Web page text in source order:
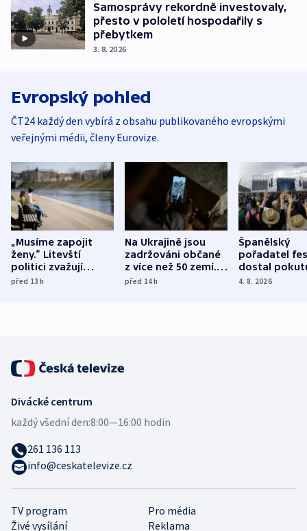
Samosprávy rekordně investovaly,
přesto v pololetí hospodařily s
přebytkem
3. 8. 2026
Evropský pohled
ČT24 každý den vybírá z obsahu publikovaného evropskými
veřejnými médii, členy Eurovize.
„Musíme zapojit
ženy.“ Litevští
politici zvažují
dohodu o
před 13h
Na Ukrajině jsou
zadržováni občané
z více než 50 zemí.
Bojovali na straně
před 14h
Španělský
pořadatel
dostal
nekalé
4. 8. 2026
TV program
Pro média
Živé vysílání
Reklama
Divácké centrum
každý všední den:8:00—16:00 hodin
261 136 113
info@ceskatelevize.cz